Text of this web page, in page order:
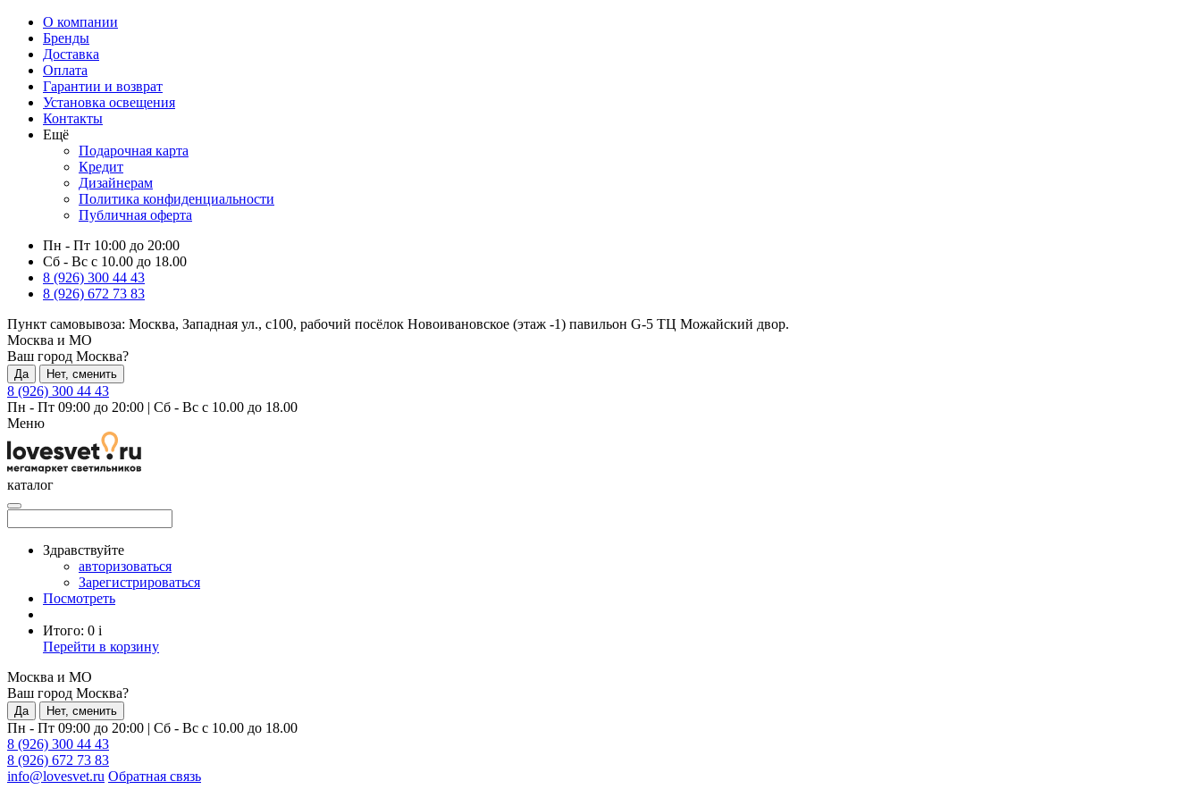
О компании
Бренды
Доставка
Оплата
Гарантии и возврат
Установка освещения
Контакты
Ещё
Подарочная карта
Кредит
Дизайнерам
Политика конфиденциальности
Публичная оферта
Пн - Пт 10:00 до 20:00
Сб - Вс с 10.00 до 18.00
8 (926) 300 44 43
8 (926) 672 73 83
Пункт самовывоза: Москва, Западная ул., с100, рабочий посёлок Новоивановское (этаж -1) павильон G-5 ТЦ Можайский двор.
Москва и МО
Ваш город Москва?
Да Нет, сменить
8 (926) 300 44 43
Пн - Пт 09:00 до 20:00 | Сб - Вс с 10.00 до 18.00
Меню
каталог
Здравствуйте
авторизоваться
Зарегистрироваться
Посмотреть
Итого: 0 i
Перейти в корзину
Москва и МО
Ваш город Москва?
Да Нет, сменить
Пн - Пт 09:00 до 20:00 | Сб - Вс с 10.00 до 18.00
8 (926) 300 44 43
8 (926) 672 73 83
info@lovesvet.ru Обратная связь